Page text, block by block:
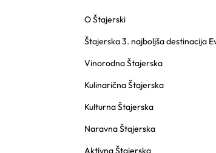
O Štajerski
Štajerska 3. najboljša destinacija
Vinorodna Štajerska
Kulinarična Štajerska
Kulturna Štajerska
Naravna Štajerska
Aktivna Štajerska